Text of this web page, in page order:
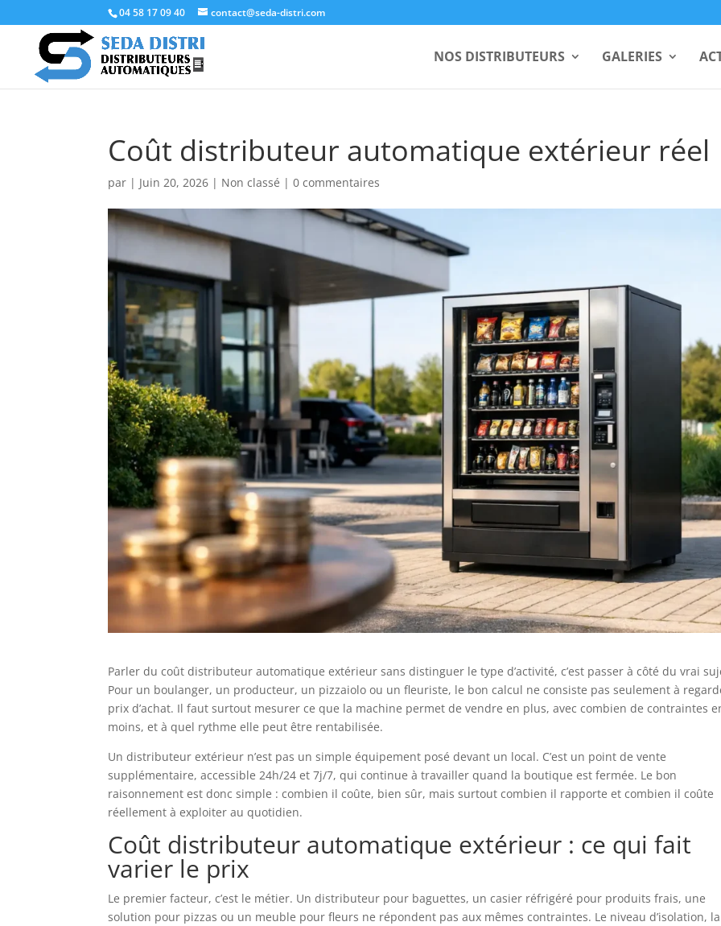
04 58 17 09 40 contact@seda-distri.com
NOS DISTRIBUTEURS GALERIES
Coût distributeur automatique extérieur réel
par | Juin 20, 2026 | Non classé |0 commentaires
Parler du coût distributeur automatique extérieur sans distinguer le type d’activité, c’est passer à côté du vrai
Pour un boulanger, un producteur, un pizzaiolo ou un fleuriste, le bon calcul ne consiste pas seulement à
prix d’achat. Il faut surtout mesurer ce que la machine permet de vendre en plus, avec combien de contraintes
moins, et à quel rythme elle peut être rentabilisée.
Un distributeur extérieur n’est pas un simple équipement posé devant un local. C’est un point de vente
supplémentaire, accessible 24h/24 et 7j/7, qui continue à travailler quand la boutique est fermée. Le bon
raisonnement est donc simple : combien il coûte, bien sûr, mais surtout combien il rapporte et combien il coûte
réellement à exploiter au quotidien.
Coût distributeur automatique extérieur : ce qui fait
varier le prix
Le premier facteur, c’est le métier. Un distributeur pour baguettes, un casier réfrigéré pour produits frais, une
solution pour pizzas ou un meuble pour fleurs ne répondent pas aux mêmes contraintes. Le niveau d’isolation, la